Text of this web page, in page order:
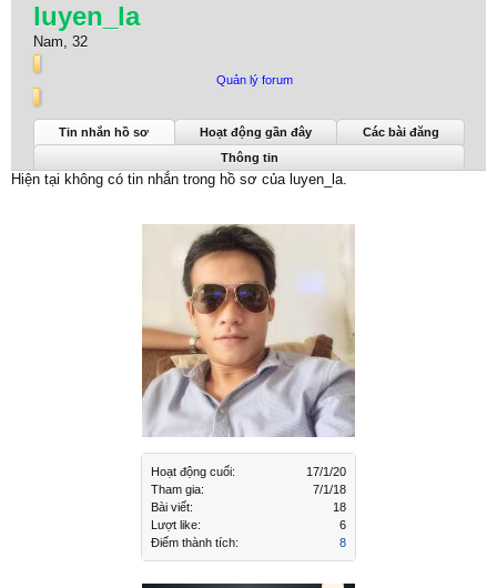
Hoạt động cuối:
17/1/20
Tham gia:
7/1/18
Bài viết:
18
Lượt like:
6
Điểm thành tích:
8
luyen_la
Nam, 32
Quản lý forum
luyen_la được nhìn thấy lần cuối: 17/1/20
Tin nhắn hồ sơ Hoạt động gần đây
Các bài đăng
Thông tin
Hiện tại không có tin nhắn trong hồ sơ của luyen_la.